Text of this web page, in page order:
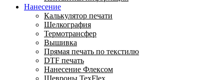
Нанесение
Калькулятор печати
Шелкография
Термотрансфер
Вышивка
Прямая печать по текстилю
DTF печать
Нанесение Флексом
Шевроны TexFlex